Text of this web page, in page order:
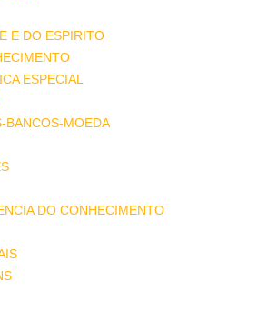
E DO ESPIRITO
ESPECIAL
BANCOS-MOEDA
DO CONHECIMENTO